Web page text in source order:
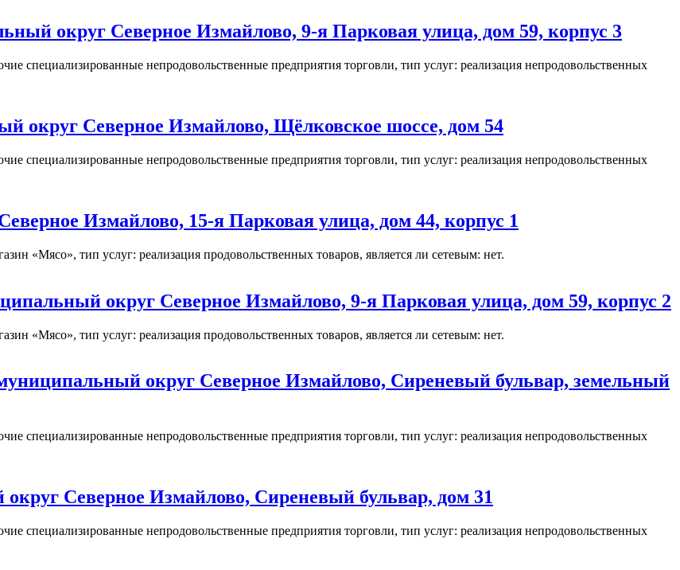
округ Северное Измайлово, 9-я Парковая улица, дом 59, корпус 3
специализированные непродовольственные предприятия торговли, тип услуг: реализация непродовольственных
округ Северное Измайлово, Щёлковское шоссе, дом 54
специализированные непродовольственные предприятия торговли, тип услуг: реализация непродовольственных
Измайлово, 15-я Парковая улица, дом 44, корпус 1
«Мясо», тип услуг: реализация продовольственных товаров, является ли сетевым: нет.
округ Северное Измайлово, 9-я Парковая улица, дом 59, корпус 2
«Мясо», тип услуг: реализация продовольственных товаров, является ли сетевым: нет.
округ Северное Измайлово, Сиреневый бульвар, земельный
специализированные непродовольственные предприятия торговли, тип услуг: реализация непродовольственных
Северное Измайлово, Сиреневый бульвар, дом 31
специализированные непродовольственные предприятия торговли, тип услуг: реализация непродовольственных